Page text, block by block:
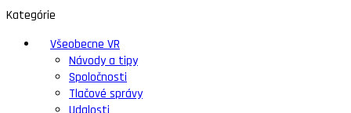
Kategórie
Všeobecne VR
Návody a tipy
Spoločnosti
Tlačové správy